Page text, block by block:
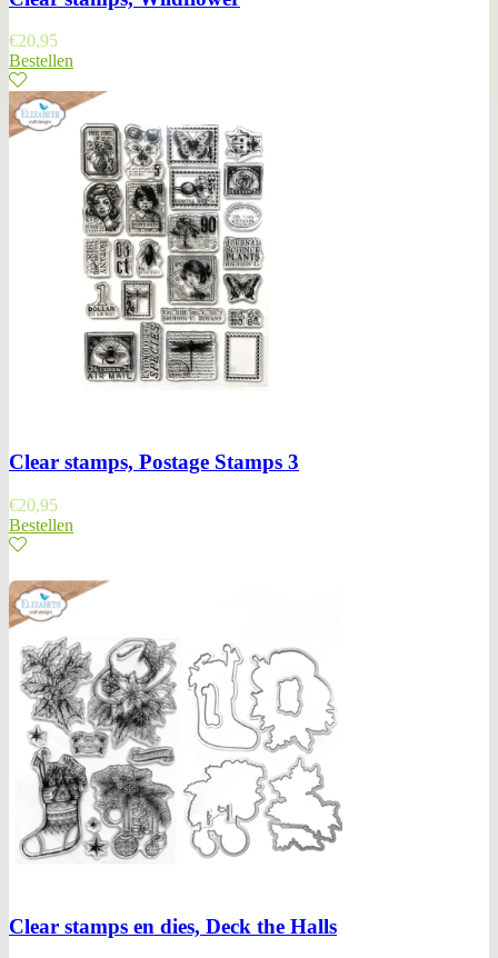
€20,95
Bestellen
Clear stamps, Postage Stamps 3
€20,95
Bestellen
Clear stamps en dies, Deck the Halls